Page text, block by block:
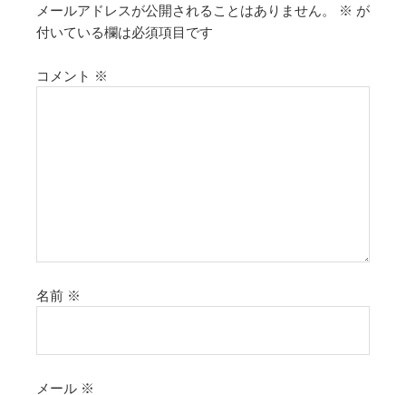
メールアドレスが公開されることはありません。 ※ が
付いている欄は必須項目です
コメント ※
名前 ※
メール ※